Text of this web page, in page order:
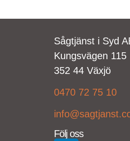
Sågtjänst i Syd
Kungsvägen 115
352 44 Växjö
0470 72 75 10
Följ oss